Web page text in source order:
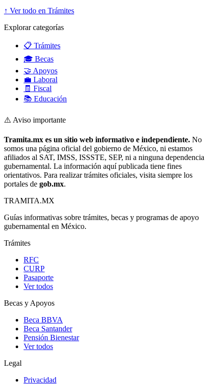
↑ Ver todo en Trámites
Explorar categorías
📋 Trámites
🎓 Becas
🤝 Apoyos
💼 Laboral
🧾 Fiscal
📚 Educación
⚠️ Aviso importante
Tramita.mx es un sitio web informativo e independiente. No
somos una página oficial del gobierno de México, ni estamos
afiliados al SAT, IMSS, ISSSTE, SEP, ni a ninguna dependencia
gubernamental. La información aquí publicada tiene fines
orientativos. Para realizar trámites oficiales, visita siempre los
portales de gob.mx.
TRAMITA.MX
Guías informativas sobre trámites, becas y programas de apoyo
gubernamental en México.
Trámites
RFC
CURP
Pasaporte
Ver todos
Becas y Apoyos
Beca BBVA
Beca Santander
Pensión Bienestar
Ver todos
Legal
Privacidad